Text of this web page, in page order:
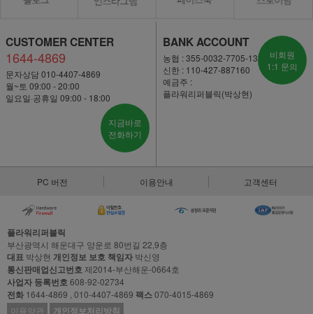
CUSTOMER CENTER
1644-4869
문자상담 010-4407-4869
월~토 09:00 - 20:00
일요일·공휴일 09:00 - 18:00
지금바로
전화하기
BANK ACCOUNT
농협 : 355-0032-7705-13
신한 : 110-427-887160
예금주 :
플라워리퍼블릭(박상현)
비회원
1:1 문의
PC 버전 이용안내 고객센터
플라워리퍼블릭
부산광역시 해운대구 양운로 80번길 22,9층
대표 박상현 개인정보 보호 책임자 박신영
통신판매업신고번호제2014-부산해운-0664호
사업자 등록번호608-92-02734
전화 1644-4869 , 010-4407-4869 팩스070-4015-4869
이용약관
개인정보처리방침